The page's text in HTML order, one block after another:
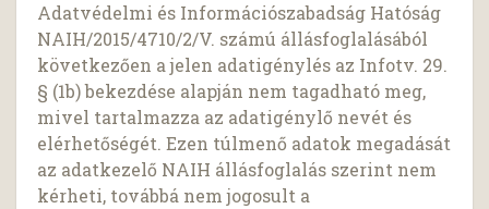
Adatvédelmi és Információszabadság Hatóság
NAIH/2015/4710/2/V. számú állásfoglalásából
következően a jelen adatigénylés az Infotv. 29.
§ (1b) bekezdése alapján nem tagadható meg,
mivel tartalmazza az adatigénylő nevét és
elérhetőségét. Ezen túlmenő adatok megadását
az adatkezelő NAIH állásfoglalás szerint nem
kérheti, továbbá nem jogosult a